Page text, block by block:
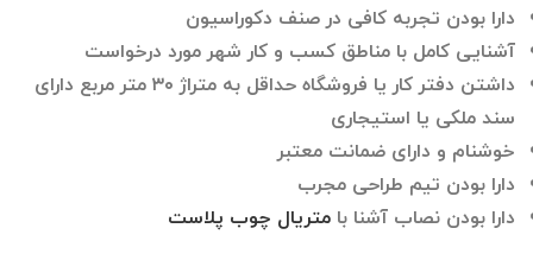
دارا بودن تجربه کافی در صنف دکوراسیون
آشنایی کامل با مناطق کسب و کار شهر مورد درخواست
داشتن دفتر کار یا فروشگاه حداقل به متراژ ۳۰ متر مربع دارای
سند ملکی یا استیجاری
خوشنام و دارای ضمانت معتبر
دارا بودن تیم طراحی مجرب
دارا بودن نصاب آشنا با متریال چوب پلاست